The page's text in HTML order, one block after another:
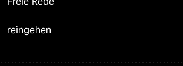
reingehen